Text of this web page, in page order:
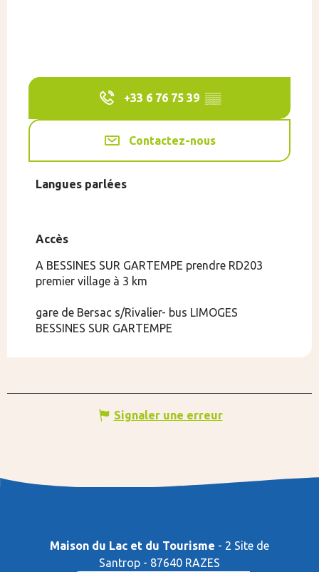
+33 6 76 75 39 ▒▒
Contactez-nous
Langues parlées
Langues parlées
Accès
Accès
A BESSINES SUR GARTEMPE prendre RD203
premier village à 3 km
gare de Bersac s/Rivalier- bus LIMOGES
BESSINES SUR GARTEMPE
Signaler une erreur
Maison du Lac et du Tourisme - 2 Site de
Santrop - 87640 RAZES